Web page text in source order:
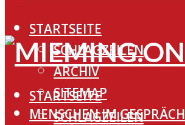
STARTSEITE
SCHLAGZEILEN
ARCHIV
SITEMAP
MENSCHEN IM GESPRÄCH
STARTSEITE
SCHLAGZEILEN